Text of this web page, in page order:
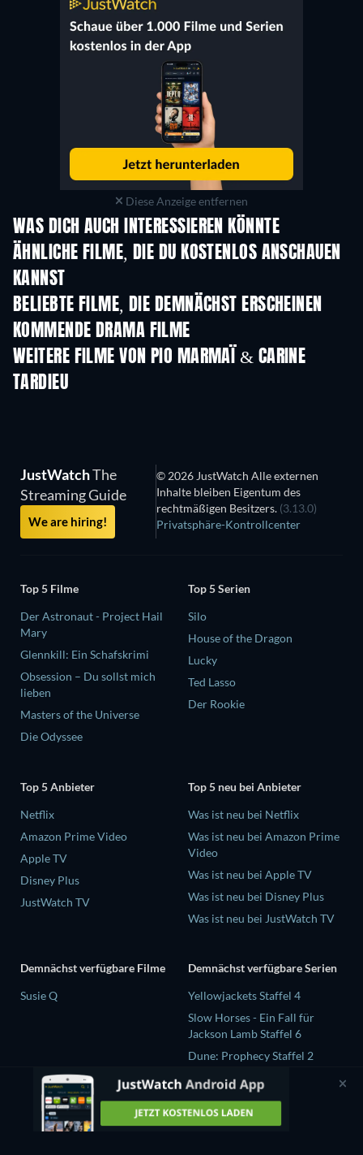
Diese Anzeige entfernen
WAS DICH AUCH INTERESSIEREN KÖNNTE
ÄHNLICHE FILME, DIE DU KOSTENLOS ANSCHAUEN
KANNST
BELIEBTE FILME, DIE DEMNÄCHST ERSCHEINEN
KOMMENDE DRAMA FILME
WEITERE FILME VON PIO MARMAÏ & CARINE
TARDIEU
JustWatchThe
Streaming Guide
We are hiring!
© 2026 JustWatch Alle externen
Inhalte bleiben Eigentum des
rechtmäßigen Besitzers. (3.13.0)
Privatsphäre-Kontrollcenter
Top 5 Filme
Der Astronaut - Project Hail
Mary
Glennkill: Ein Schafskrimi
Obsession – Du sollst mich
lieben
Masters of the Universe
Die Odyssee
Top 5 Serien
Silo
House of the Dragon
Lucky
Ted Lasso
Der Rookie
Top 5 Anbieter
Netflix
Amazon Prime Video
Apple TV
Disney Plus
JustWatch TV
Top 5 neu bei Anbieter
Was ist neu bei Netflix
Was ist neu bei Amazon Prime
Video
Was ist neu bei Apple TV
Was ist neu bei Disney Plus
Was ist neu bei JustWatch TV
Demnächst verfügbare Filme
Susie Q
Demnächst verfügbare Serien
Yellowjackets Staffel 4
Slow Horses - Ein Fall für
Jackson Lamb Staffel 6
Dune: Prophecy Staffel 2
The Gentlemen Staffel 2
Love Is Blind: UK Staffel 3